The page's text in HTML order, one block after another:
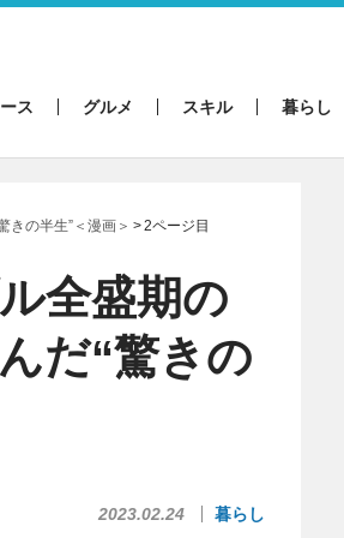
ス グルメ スキル 暮らし
きの半生”＜漫画＞ 2ページ目
全盛期の
だ“驚きの
2023.02.24 暮らし